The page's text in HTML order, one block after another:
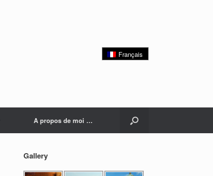
Français
A propos de moi …
Gallery